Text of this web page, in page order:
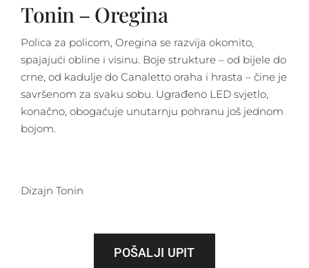
Tonin – Oregina
Polica za policom, Oregina se razvija okomito,
spajajući obline i visinu. Boje strukture – od bijele do
crne, od kadulje do Canaletto oraha i hrasta – čine je
savršenom za svaku sobu. Ugrađeno LED svjetlo,
konačno, obogaćuje unutarnju pohranu još jednom
bojom.
Dizajn Tonin
POŠALJI UPIT